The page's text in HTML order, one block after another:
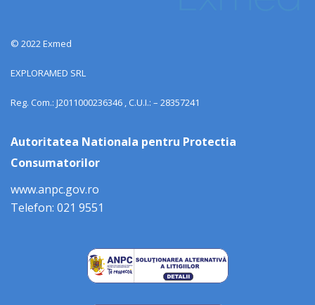
© 2022 Exmed
EXPLORAMED SRL
Reg. Com.: J2011000236346 , C.U.I.: – 28357241
Autoritatea Nationala pentru Protectia
Consumatorilor
www.anpc.gov.ro
Telefon: 021 9551